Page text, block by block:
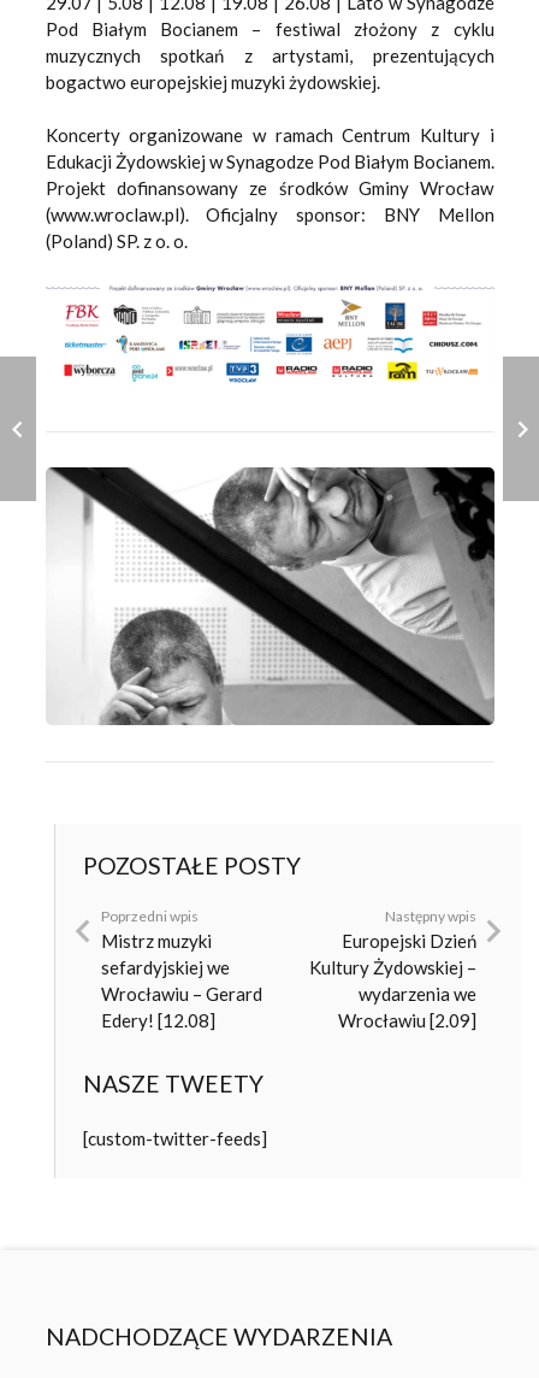
Pod Białym Bocianem – festiwal złożony z cyklu
muzycznych spotkań z artystami, prezentujących
bogactwo europejskiej muzyki żydowskiej.
Koncerty organizowane w ramach Centrum Kultury i
Edukacji Żydowskiej w Synagodze Pod Białym Bocianem.
Projekt dofinansowany ze środków Gminy Wrocław
(www.wroclaw.pl). Oficjalny sponsor: BNY Mellon
(Poland) SP. z o. o.
POZOSTAŁE POSTY
Poprzedni wpis
Mistrz muzyki
sefardyjskiej we
Wrocławiu – Gerard
Edery! [12.08]
Następny wpis
Europejski Dzień
Kultury Żydowskiej –
wydarzenia we
Wrocławiu [2.09]
NASZE TWEETY
[custom-twitter-feeds]
NADCHODZĄCE WYDARZENIA